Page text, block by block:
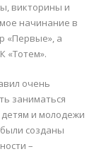
викторины и
начинание в
«Первые», а
«Тотем».
очень
заниматься
и молодежи
созданы
–